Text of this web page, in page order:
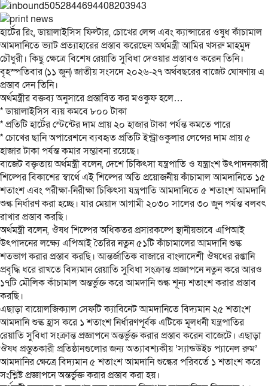
হার্টের রিং, ডায়ালাইসিস ফিল্টার, চোখের লেন্স এবং ক্যান্সারের ওষুধ কাঁচামাল
আমদানিতে ভ্যাট প্রত্যাহারের প্রস্তাব করেছেন অর্থমন্ত্রী আমির খসরু মাহমুদ
চৌধুরী। কিছু ক্ষেত্রে বিশেষ রেয়াতি সুবিধা দেওয়ার প্রস্তাবও করেন তিনি।
বৃহস্পতিবার (১১ জুন) জাতীয় সংসদে ২০২৬-২৭ অর্থবছরের বাজেট ঘোষণায় এ
প্রস্তাব দেন তিনি।
অর্থমন্ত্রীর বক্তব্য অনুসারে প্রস্তাবিত কর মওকুফ হলে…
* ডায়ালাইসিস ব্যয় কমবে ৮০০ টাকা
* প্রতিটি হার্টের স্টেন্টের দাম প্রায় ২০ হাজার টাকা পর্যন্ত কমতে পারে
* চোখের ছানি অপারেশনে ব্যবহৃত প্রতিটি ইন্ট্রাওকুলার লেন্সের দাম প্রায় ৫
হাজার টাকা পর্যন্ত কমার সম্ভাবনা রয়েছে।
বাজেট বক্তৃতায় অর্থমন্ত্রী বলেন, দেশে চিকিৎসা যন্ত্রপাতি ও যন্ত্রাংশ উৎপাদনকারী
শিল্পের বিকাশের স্বার্থে এই শিল্পের অতি প্রয়োজনীয় কাঁচামাল আমদানিতে ১৫
শতাংশ এবং পরীক্ষা-নিরীক্ষা চিকিৎসা যন্ত্রপাতি আমদানিতে ৫ শতাংশ আমদানি
শুল্ক নির্ধারণ করা হচ্ছে। যার মেয়াদ আগামী ২০৩০ সালের ৩০ জুন পর্যন্ত বলবৎ
রাখার প্রস্তাব করছি।
অর্থমন্ত্রী বলেন, ঔষধ শিল্পের অধিকতর প্রসারকল্পে স্থানীয়ভাবে এপিআই
উৎপাদনের লক্ষ্যে এপিআই তৈরির নতুন ৫১টি কাঁচামালের আমদানি শুল্ক
শতভাগ করার প্রস্তাব করছি। আন্তর্জাতিক বাজারে বাংলাদেশী ঔষধের রপ্তানি
প্রবৃদ্ধি ধরে রাখতে বিদ্যমান রেয়াতি সুবিধা সংক্রান্ত প্রজ্ঞাপনে নতুন করে আরও
১৭টি মৌলিক কাঁচামাল অন্তর্ভুক্ত করে আমদানি শুল্ক শূন্য শতাংশ করার প্রস্তাব
করছি।
এছাড়া বায়োলজিক্যাল সেফটি ক্যাবিনেট আমদানিতে বিদ্যমান ২৫ শতাংশ
আমদানি শুল্ক হ্রাস করে ১ শতাংশ নির্ধারণপূর্বক এটিকে মূলধনী যন্ত্রপাতির
রেয়াতি সুবিধা সংক্রান্ত প্রজ্ঞাপনে অন্তর্ভুক্ত করার প্রস্তাব করেন বাজেটে। এছাড়া
ঔষধ প্রস্তুতকারী প্রতিষ্ঠানগুলোর জন্য অত্যাবশ্যকীয় ‘স্যান্ডউইচ প্যানেল রুম’
আমদানির ক্ষেত্রে বিদ্যমান ৫ শতাংশ আমদানি শুল্কের পরিবর্তে ১ শতাংশ করে
সংশ্লিষ্ট প্রজ্ঞাপনে অন্তর্ভুক্ত করার প্রস্তাব করা হয়।